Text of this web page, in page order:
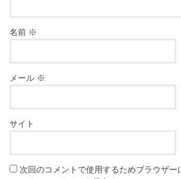
名前 ※
メール ※
サイト
次回のコメントで使用するためブラウザー